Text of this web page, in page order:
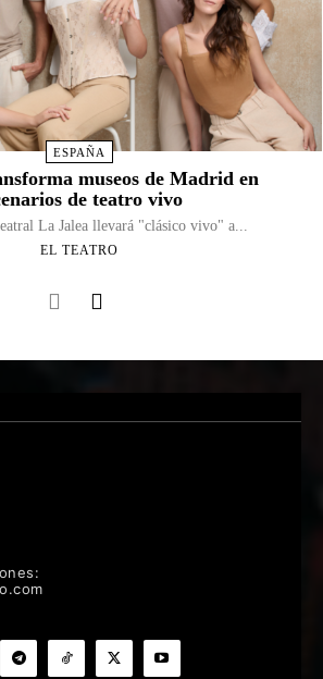
ESPAÑA
museos de Madrid en
de teatro vivo
La Jalea llevará "clásico vivo" a...
EL TEATRO